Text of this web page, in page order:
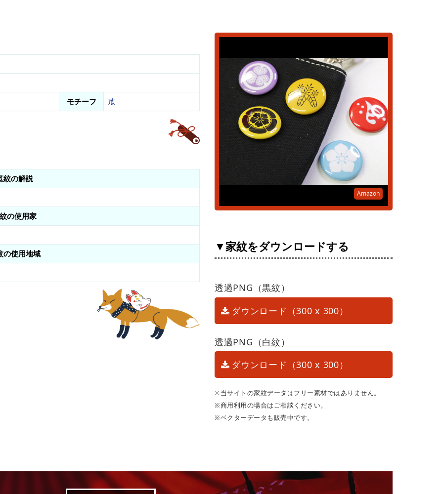
モチーフ 苽
紋の解説
の使用家
の使用地域
Amazon
▼家紋をダウンロードする
透過PNG（黒紋）
ダウンロード（300 x 300）
透過PNG（白紋）
ダウンロード（300 x 300）
※当サイトの家紋データはフリー素材ではありません。
※商用利用の場合はご相談ください。
※ベクターデータも販売中です。